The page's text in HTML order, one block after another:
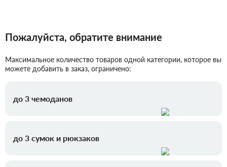
Пожалуйста, обратите внимание
Максимальное количество товаров одной категории, которое вы
можете добавить в заказ, ограничено:
до 3 чемоданов
до 3 сумок и рюкзаков